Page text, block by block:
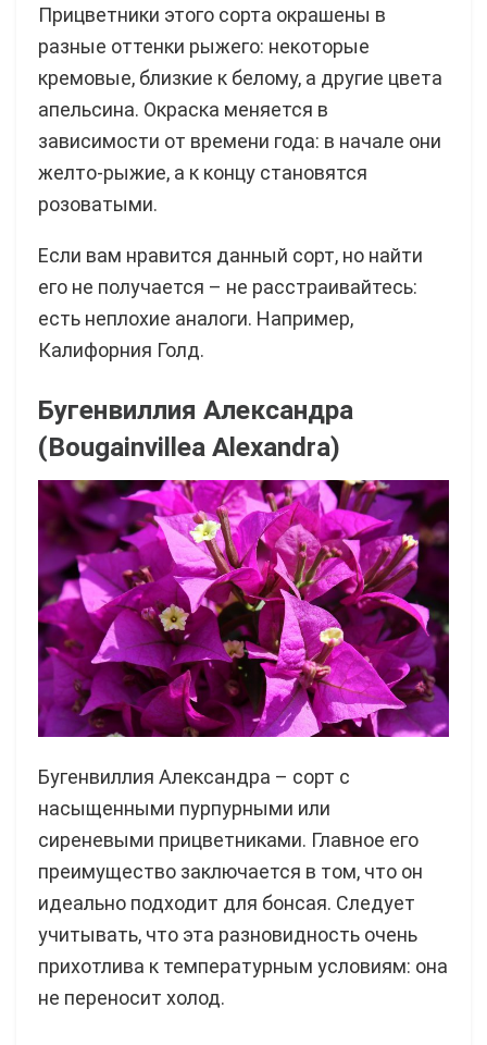
Прицветники этого сорта окрашены в
разные оттенки рыжего: некоторые
кремовые, близкие к белому, а другие цвета
апельсина. Окраска меняется в
зависимости от времени года: в начале они
желто-рыжие, а к концу становятся
розоватыми.
Если вам нравится данный сорт, но найти
его не получается – не расстраивайтесь:
есть неплохие аналоги. Например,
Калифорния Голд.
Бугенвиллия Александра
(Bougainvillea Alexandra)
Бугенвиллия Александра – сорт с
насыщенными пурпурными или
сиреневыми прицветниками. Главное его
преимущество заключается в том, что он
идеально подходит для бонсая. Следует
учитывать, что эта разновидность очень
прихотлива к температурным условиям: она
не переносит холод.